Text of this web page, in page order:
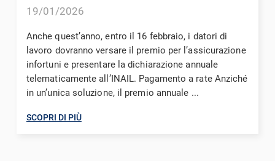
19/01/2026
Anche quest’anno, entro il 16 febbraio, i datori di
lavoro dovranno versare il premio per l’assicurazione
infortuni e presentare la dichiarazione annuale
telematicamente all’INAIL. Pagamento a rate Anziché
in un’unica soluzione, il premio annuale ...
SCOPRI DI PIÙ